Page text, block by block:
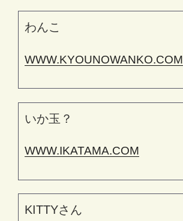
わんこ
WWW.KYOUNOWANKO.COM
いか玉？
WWW.IKATAMA.COM
KITTYさん